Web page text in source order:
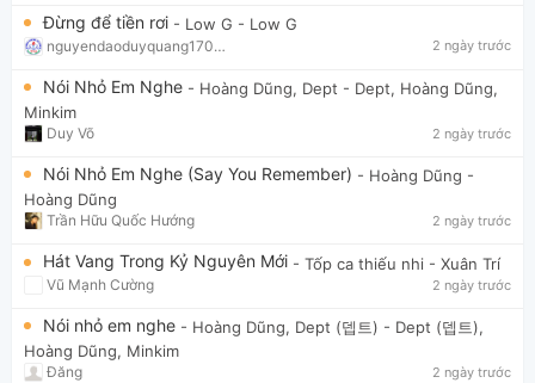
Đừng để tiền rơi - Low G - Low G
nguyendaoduyquang17021 2 ngày trước
Nói Nhỏ Em Nghe - Hoàng Dũng, Dept - Dept, Hoàng Dũng,
Minkim
Duy Võ 2 ngày trước
Nói Nhỏ Em Nghe (Say You Remember) - Hoàng Dũng -
Hoàng Dũng
Trần Hữu Quốc Hướng 2 ngày trước
Hát Vang Trong Kỷ Nguyên Mới - Tốp ca thiếu nhi - Xuân Trí
Vũ Mạnh Cường 2 ngày trước
Nói nhỏ em nghe - Hoàng Dũng, Dept (뎁트) - Dept (뎁트),
Hoàng Dũng, Minkim
Đăng 2 ngày trước